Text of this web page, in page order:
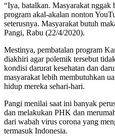
“Iya, batalkan. Masyarakat nggak
program akal-akalan nonton
seterusnya. Masyarakat butuh
Pangi, Rabu (22/4/2020).
Mestinya, pembatalan program
diakhiri agar polemik tersebut
kondisi darurat kesehatan dan
masyarakat lebih membutuhkan
hidup mereka sehari-hari.
Pangi menilai saat ini banyak
dan melakukan PHK dan
dari wabah virus corona yang
termasuk Indonesia.